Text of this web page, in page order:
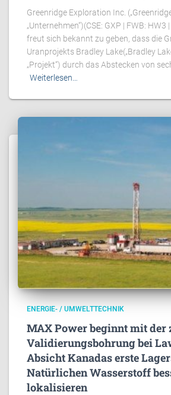
Greenridge Exploration Inc.
„Unternehmen“)(CSE: GXP | FWB: HW3
freut sich bekannt zu geben, dass die
Uranprojekts Bradley Lake(„Bradley
„Projekt“) durch das Abstecken von
Weiterlesen…
ENERGIE- / UMWELTTECHNIK
MAX Power beginnt mit der
Validierungsbohrung bei
Absicht Kanadas erste
Natürlichen Wasserstoff
lokalisieren